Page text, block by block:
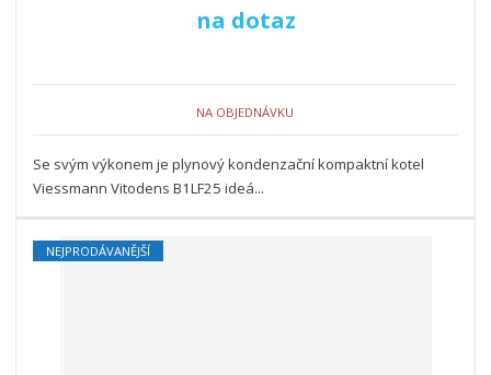
na dotaz
NA OBJEDNÁVKU
Se svým výkonem je plynový kondenzační kompaktní kotel
Viessmann Vitodens B1LF25 ideá...
NEJPRODÁVANĚJŠÍ